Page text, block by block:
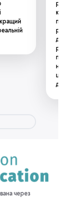
кращих.
раджу
навіть
цьому
доларів
через